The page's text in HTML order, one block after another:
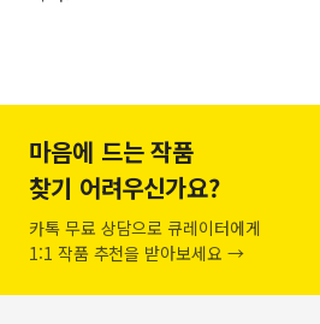
마음에 드는 작품
찾기 어려우신가요?
카톡 무료 상담으로 큐레이터에게
1:1 작품 추천을 받아보세요 →